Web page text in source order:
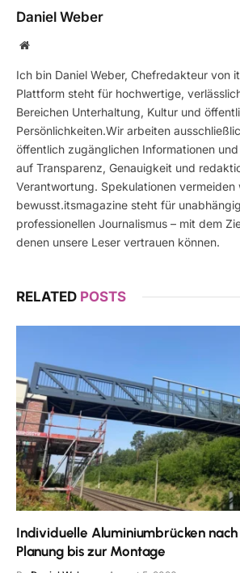
Daniel Weber
Website
Ich bin Daniel Weber, Chefredakteur von
Plattform steht für hochwertige,
Bereichen Unterhaltung, Kultur und
Persönlichkeiten.Wir arbeiten
öffentlich zugänglichen Informationen
auf Transparenz, Genauigkeit und
Verantwortung. Spekulationen vermeiden
bewusst.itsmagazine steht für
professionellen Journalismus – mit dem
denen unsere Leser vertrauen können.
RELATED POSTS
Individuelle Aluminiumbrücken
Planung bis zur Montage